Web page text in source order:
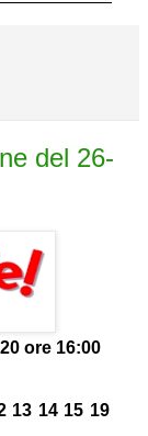
del 26-
ore 16:00
13 14 15 19